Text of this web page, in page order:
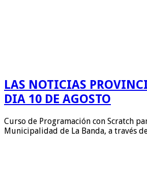
LAS NOTICIAS
DIA 10 DE AGOSTO
Curso de Programación con Scratch
Municipalidad de La Banda, a través